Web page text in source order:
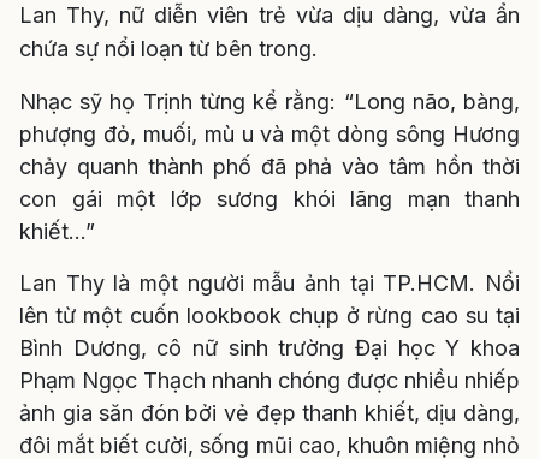
Lan Thy, nữ diễn viên trẻ vừa dịu dàng, vừa ẩn
chứa sự nổi loạn từ bên trong.
Nhạc sỹ họ Trịnh từng kể rằng: “Long não, bàng,
phượng đỏ, muối, mù u và một dòng sông Hương
chảy quanh thành phố đã phả vào tâm hồn thời
con gái một lớp sương khói lãng mạn thanh
khiết…”
Lan Thy là một người mẫu ảnh tại TP.HCM. Nổi
lên từ một cuốn lookbook chụp ở rừng cao su tại
Bình Dương, cô nữ sinh trường Đại học Y khoa
Phạm Ngọc Thạch nhanh chóng được nhiều nhiếp
ảnh gia săn đón bởi vẻ đẹp thanh khiết, dịu dàng,
đôi mắt biết cười, sống mũi cao, khuôn miệng nhỏ